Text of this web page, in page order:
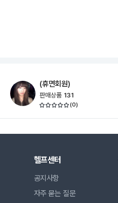
(휴면회원)
판매상품 131
(0)
헬프센터
공지사항
자주 묻는 질문